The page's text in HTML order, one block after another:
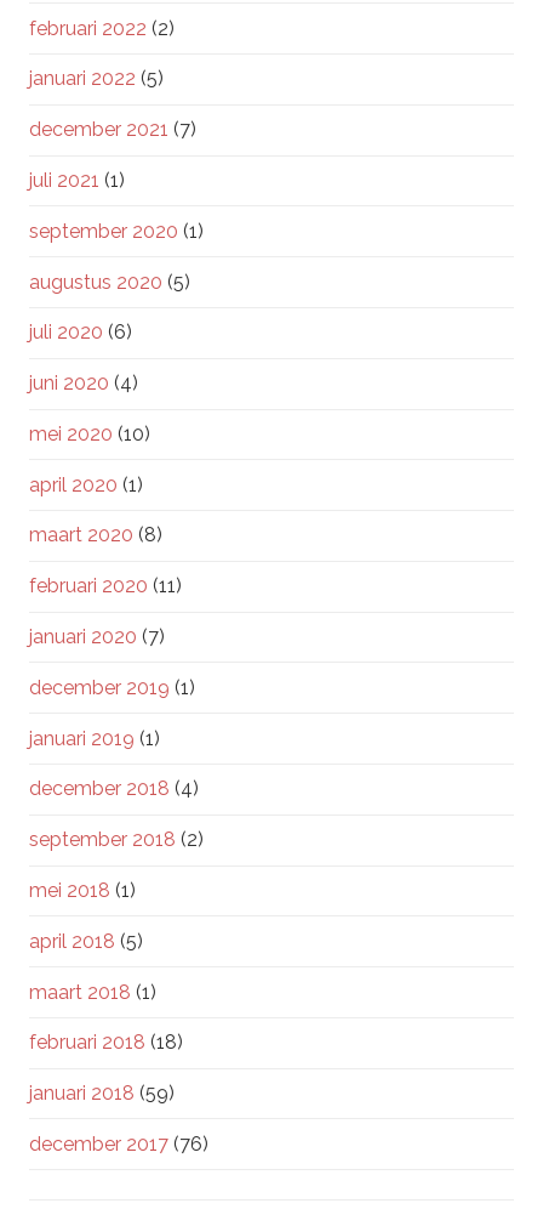
februari 2022 (2)
januari 2022 (5)
december 2021 (7)
juli 2021 (1)
september 2020 (1)
augustus 2020 (5)
juli 2020 (6)
juni 2020 (4)
mei 2020 (10)
april 2020 (1)
maart 2020 (8)
februari 2020 (11)
januari 2020 (7)
december 2019 (1)
januari 2019 (1)
december 2018 (4)
september 2018 (2)
mei 2018 (1)
april 2018 (5)
maart 2018 (1)
februari 2018 (18)
januari 2018 (59)
december 2017 (76)